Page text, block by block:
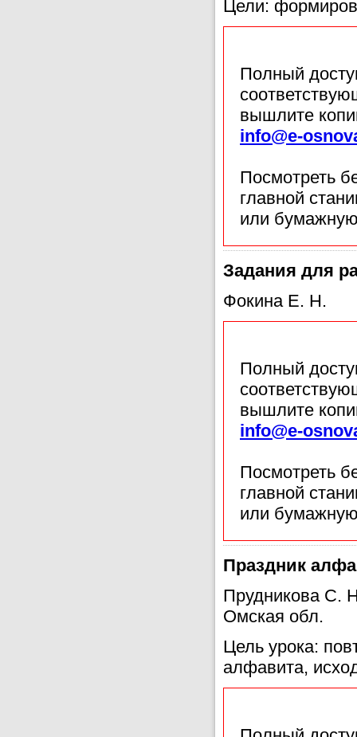
Цели:
Полный
вышлите
info@e-
Посмотреть
главной
или
Задания для
Фокина Е. Н.
Полный
вышлите
info@e-
Посмотреть
главной
или
Праздник
Прудникова С.
Омская обл.
Цель урока:
алфавита,